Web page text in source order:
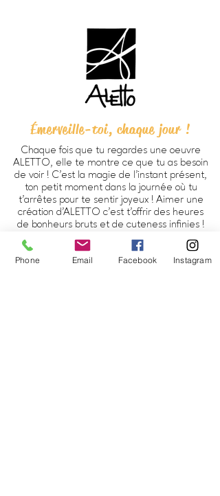
image significative !
Émerveille-toi, chaque jour !
Chaque fois que tu regardes une oeuvre
ALETTO, elle te montre ce que tu as besoin
de voir ! C’est la magie de l’instant présent,
ton petit moment dans la journée où tu
t’arrêtes pour te sentir joyeux ! Aimer une
création d'ALETTO c’est t’offrir des heures
de bonheurs bruts et de cuteness infinies !
Découvre les oeuvres d'ALETTO ici !
Phone Email Facebook Instagram